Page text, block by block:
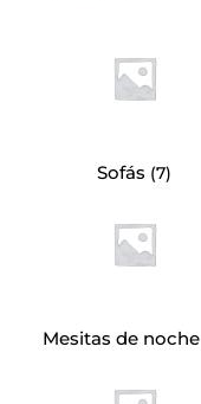
Sofás (7)
Mesitas de noche